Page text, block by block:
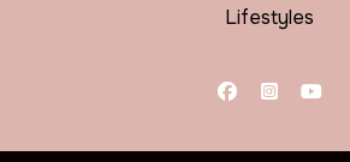
Lifestyles